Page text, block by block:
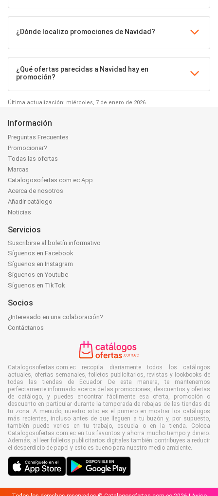
¿Dónde localizo promociones de Navidad?
¿Qué ofertas parecidas a Navidad hay en
promoción?
Última actualización: miércoles, 7 de enero de 2026
Información
Preguntas Frecuentes
Promocionar?
Todas las ofertas
Marcas
Catalogosofertas.com.ec App
Acerca de nosotros
Añadir catálogo
Noticias
Servicios
Suscribirse al boletín informativo
Síguenos en Facebook
Síguenos en Instagram
Síguenos en Youtube
Síguenos en TikTok
Socios
¿Interesado en una colaboración?
Contáctanos
Catalogosofertas.com.ec recopila diariamente todos los catálogos
actuales, ofertas semanales, folletos publicitarios, revistas y lookbooks de
todas las tiendas de Ecuador. De esta manera, te mantenemos
perfectamente informado acerca de las promociones, descuentos y ofertas
de catálogo, y puedes encontrar fácilmente esa oferta, promoción o
descuento en particular durante la temporada de rebajas de las tiendas de
tu zona. A menudo, nuestro sitio es el primero en mostrar los catálogos
más recientes, incluso antes de que lleguen a tu buzón y, por supuesto,
también puede verlos en tu trabajo, escuela o en la tienda. Coloca
Catalogosofertas.com.ec en tus favoritos y ahorra mucho tiempo y dinero.
Además, al leer folletos publicitarios digitales también contribuyes a reducir
el desperdicio de papel y esto es bueno para nuestro medio ambiente.